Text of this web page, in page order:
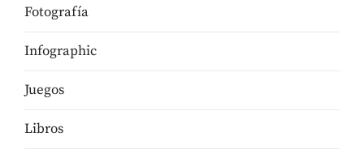
Fotografía
Infographic
Juegos
Libros